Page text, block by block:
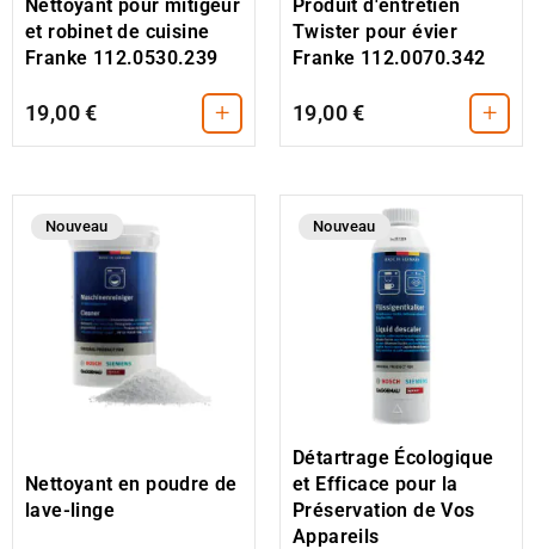
Nettoyant pour mitigeur
et robinet de cuisine
Franke 112.0530.239
19,00 € +
Produit d'entretien
Twister pour évier
Franke 112.0070.342
19,00 € +
Nouveau
Nettoyant en poudre de
lave-linge
Nouveau
Détartrage Écologique
et Efficace pour la
Préservation de Vos
Appareils